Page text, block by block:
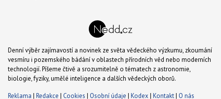
Denní výběr zajímavostí a novinek ze světa vědeckého výzkumu, zkoumání
vesmíru i pozemského bádání v oblastech přírodních věd nebo moderních
technologií. Píšeme čtivě a srozumitelně o tématech z astronomie,
biologie, fyziky, umělé inteligence a dalších vědeckých oborů.
Reklama | Redakce | Cookies | Osobní údaje | Kodex | Kontakt| O nás